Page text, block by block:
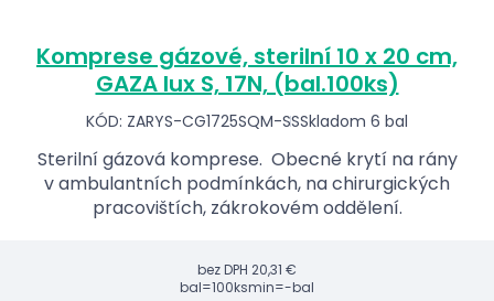
Komprese gázové, sterilní 10 x 20 cm,
GAZA lux S, 17N, (bal.100ks)
KÓD: ZARYS-CG1725SQM-SSSkladom 6 bal
Sterilní gázová komprese. Obecné krytí na rány
v ambulantních podmínkách, na chirurgických
pracovištích, zákrokovém oddělení.
bez DPH 20,31 €
bal=100ksmin=-bal